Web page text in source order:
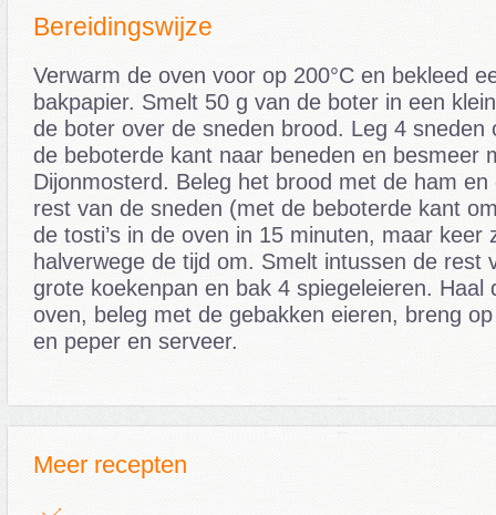
Bereidingswijze
Verwarm de oven voor op 200°C en bekleed
bakpapier. Smelt 50 g van de boter in een
de boter over de sneden brood. Leg 4 sneden
de beboterde kant naar beneden en besmeer
Dijonmosterd. Beleg het brood met de ham
rest van de sneden (met de beboterde kant
de tosti’s in de oven in 15 minuten, maar keer
halverwege de tijd om. Smelt intussen de rest
grote koekenpan en bak 4 spiegeleieren. Haal
oven, beleg met de gebakken eieren, breng
en peper en serveer.
Meer recepten